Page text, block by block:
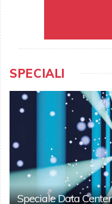
SPECIALI
Speciale Data Center